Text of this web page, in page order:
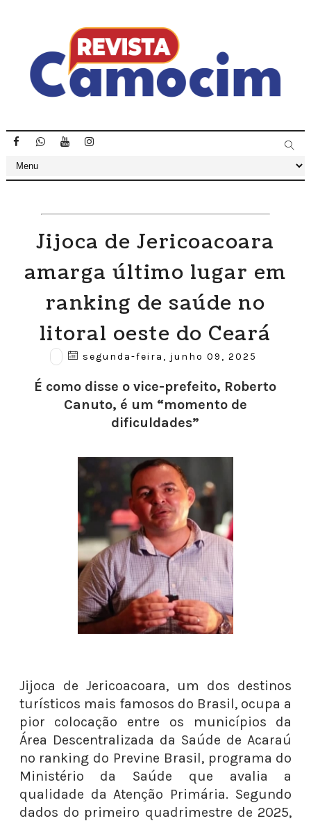
Jijoca de Jericoacoara
amarga último lugar em
ranking de saúde no
litoral oeste do Ceará
segunda-feira, junho 09, 2025
É como disse o vice-prefeito, Roberto
Canuto, é um “momento de
dificuldades”
Jijoca de Jericoacoara, um dos destinos
turísticos mais famosos do Brasil, ocupa a
pior colocação entre os municípios da
Área Descentralizada da Saúde de Acaraú
no ranking do Previne Brasil, programa do
Ministério da Saúde que avalia a
qualidade da Atenção Primária. Segundo
dados do primeiro quadrimestre de 2025,